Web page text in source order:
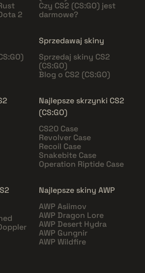
2
Czy CS2 (CS:GO) jest
darmowe?
Sprzedawaj skiny
Sprzedaj skiny CS2
(CS:GO)
Blog o CS2 (CS:GO)
Najlepsze skrzynki CS2
(CS:GO)
CS20 Case
Revolver Case
Recoil Case
Snakebite Case
Operation Riptide Case
Najlepsze skiny AWP
AWP Asiimov
AWP Dragon Lore
AWP Desert Hydra
AWP Gungnir
AWP Wildfire